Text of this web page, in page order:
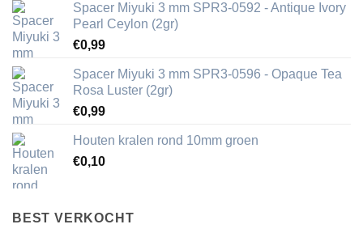
Spacer Miyuki 3 mm SPR3-0592 - Antique Ivory
Pearl Ceylon (2gr)
€0,99
Spacer Miyuki 3 mm SPR3-0596 - Opaque Tea
Rosa Luster (2gr)
€0,99
Houten kralen rond 10mm groen
€0,10
BEST VERKOCHT